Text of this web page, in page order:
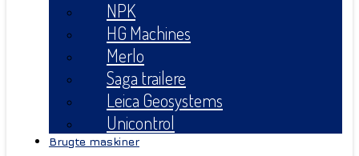
NPK
HG Machines
Merlo
Saga trailere
Leica Geosystems
Unicontrol
Brugte maskiner